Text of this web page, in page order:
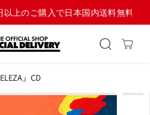
購入で日本国内送料無料！
』CD